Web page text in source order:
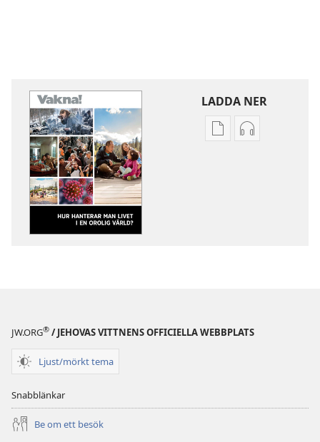
LADDA NER
Valmöjligheter
JW.ORG® / JEHOVAS VITTNENS OFFICIELLA WEBBPLATS
Ljust/mörkt tema
Snabblänkar
Be om ett besök